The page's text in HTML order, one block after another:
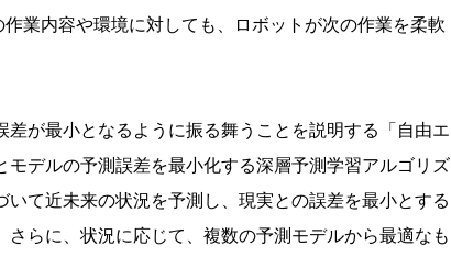
業内容や環境に対しても、ロボットが次の作業を柔軟
が最小となるように振る舞うことを説明する「自由エ
デルの予測誤差を最小化する深層予測学習アルゴリズ
て近未来の状況を予測し、現実との誤差を最小とする
らに、状況に応じて、複数の予測モデルから最適なも